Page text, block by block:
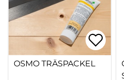
OSMO TRÄSPACKEL